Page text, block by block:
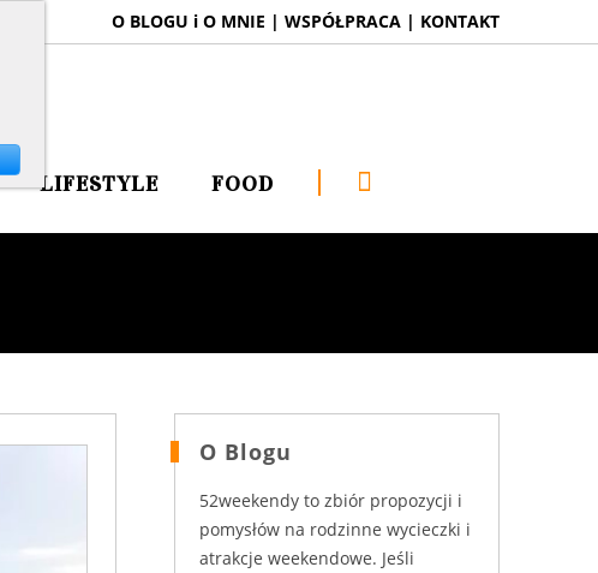
O BLOGU i O MNIE | WSPÓŁPRACA | KONTAKT
LIFESTYLE FOOD
O Blogu
52weekendy to zbiór propozycji i
pomysłów na rodzinne wycieczki i
atrakcje weekendowe. Jeśli